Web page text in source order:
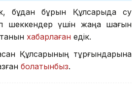
бұдан бұрын Құлсарыда су
шеккендер үшін жаңа шағын
хабарлаған едік.
Құлсарының тұрғындарына
болатынбыз.